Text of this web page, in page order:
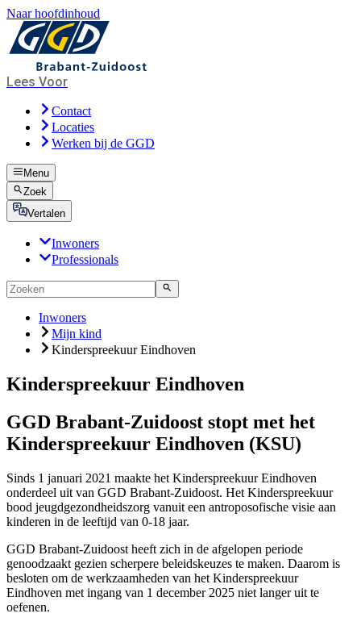
Naar hoofdinhoud
Lees Voor
Contact
Locaties
Werken bij de GGD
Menu
Zoek
Vertalen
Inwoners
Professionals
Inwoners
Mijn kind
Kinderspreekuur Eindhoven
Kinderspreekuur Eindhoven
GGD Brabant-Zuidoost stopt met het
Kinderspreekuur Eindhoven (KSU)
Sinds 1 januari 2021 maakte het Kinderspreekuur Eindhoven
onderdeel uit van GGD Brabant-Zuidoost. Het Kinderspreekuur
bood jeugdgezondheidszorg vanuit een antroposofische visie aan
kinderen in de leeftijd van 0-18 jaar.
GGD Brabant-Zuidoost heeft zich in de afgelopen periode
genoodzaakt gezien scherpere beleidskeuzes te maken. Daarom is
besloten om de werkzaamheden van het Kinderspreekuur
Eindhoven met ingang van 1 december 2025 niet langer uit te
oefenen.